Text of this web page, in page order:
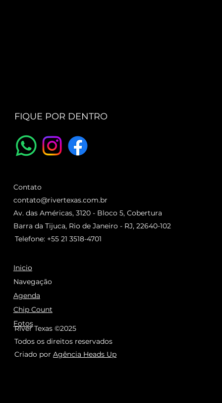
FIQUE POR DENTRO
Inicio
Agenda
Chip Count
Navegação
Fotos
River Texas ©2025
Todos os direitos reservados
Criado porAgência Heads Up
Contato
contato@rivertexas.com.br
Telefone: +55 21 3518-4701
Av. das Américas, 3120 - Bloco 5, Cobertura
Barra da Tijuca, Rio de Janeiro - RJ, 22640-102